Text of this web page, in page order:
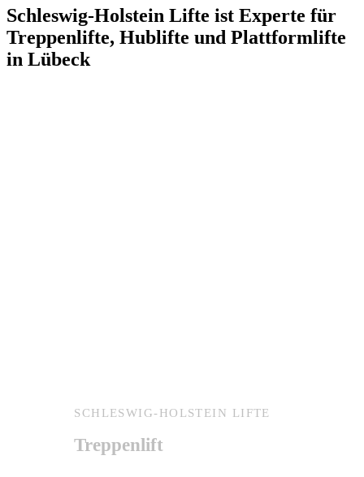
Schleswig-Holstein Lifte ist Experte für
Treppenlifte, Hublifte und Plattformlifte
in Lübeck